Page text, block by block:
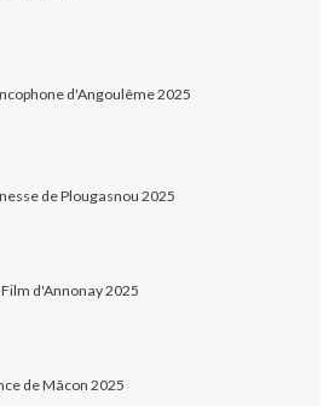
d'Angoulême 2025
de Plougasnou 2025
d'Annonay 2025
de Mâcon 2025